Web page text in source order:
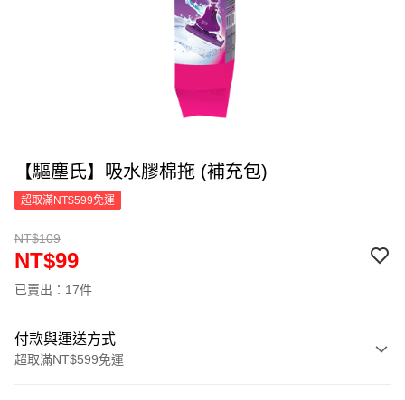
【驅塵氏】吸水膠棉拖 (補充包)
超取滿NT$599免運
NT$109
NT$99
已賣出：17件
付款與運送方式
超取滿NT$599免運